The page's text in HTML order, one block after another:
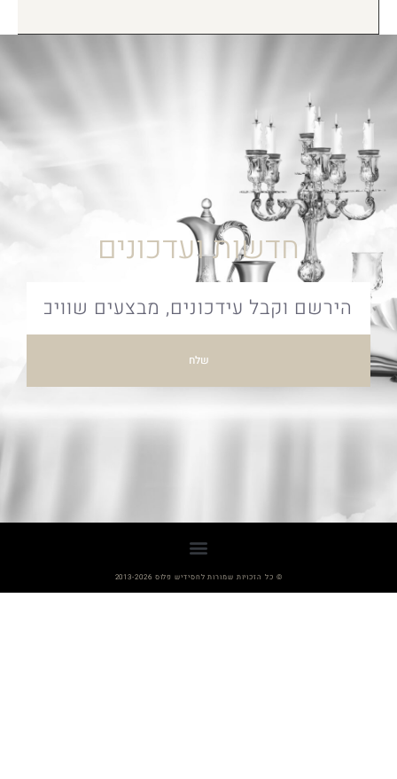
חדשות ועדכונים
שלח
© כל הזכויות שמורות לחסידיש פלוס 2013-2026